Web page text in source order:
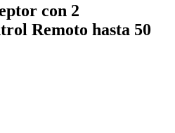
con 2
Remoto hasta 50